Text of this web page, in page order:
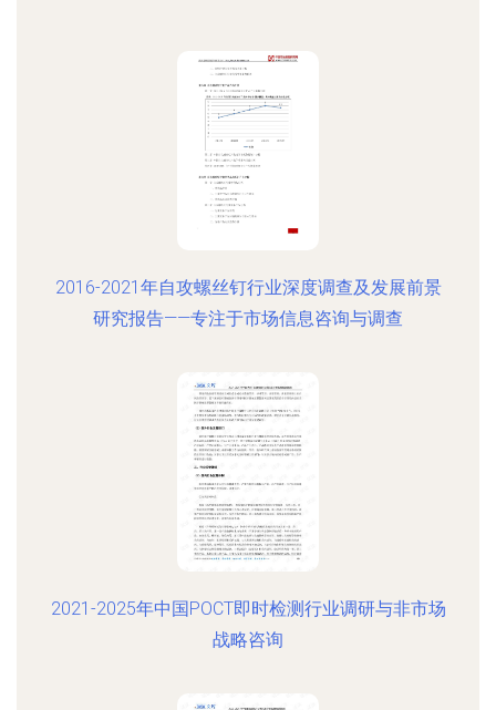
2016-2021年自攻螺丝钉行业深度调查及发展前景
研究报告——专注于市场信息咨询与调查
2021-2025年中国POCT即时检测行业调研与非市场
战略咨询